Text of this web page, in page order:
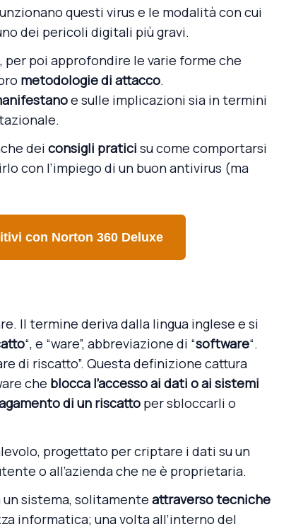
questi virus e le modalità con cui
dei pericoli digitali più gravi.
poi approfondire le varie forme che
metodologie di attacco.
e sulle implicazioni sia in termini
dei consigli pratici su come comportarsi
con l’impiego di un buon antivirus (ma
con Norton 360 Deluxe
Il termine deriva dalla lingua inglese e si
“, e “ware”, abbreviazione di “software“.
di riscatto”. Questa definizione cattura
che blocca l’accesso ai dati o ai sistemi
di un riscatto per sbloccarli o
progettato per criptare i dati su un
o all’azienda che ne è proprietaria.
sistema, solitamente attraverso tecniche
informatica; una volta all’interno del